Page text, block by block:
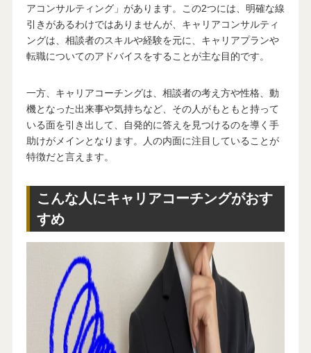
アコンサルティング」があります。この2つには、明確な線
引きがあるわけではありませんが、キャリアコンサルティ
ングは、相談者のスキルや経験を元に、キャリアプランや
転職についてのアドバイスをすることが主な目的です。
一方、キャリアコーチングは、相談者の考え方や性格、動
機となった出来事や気持ちなど、その人がもともと持って
いる面を引き出して、自発的に答えを見つけるのを導く手
助けがメインとなります。人の内面に注目していることが
特徴だと言えます。
こんな人にキャリアコーチングがおす
すめ